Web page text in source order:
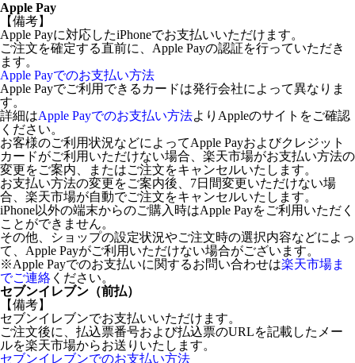
Apple Pay
【備考】
Apple Payに対応したiPhoneでお支払いいただけます。
ご注文を確定する直前に、Apple Payの認証を行っていただき
ます。
Apple Payでのお支払い方法
Apple Payでご利用できるカードは発行会社によって異なりま
す。
詳細はApple Payでのお支払い方法よりAppleのサイトをご確認
ください。
お客様のご利用状況などによってApple Payおよびクレジット
カードがご利用いただけない場合、楽天市場がお支払い方法の
変更をご案内、またはご注文をキャンセルいたします。
お支払い方法の変更をご案内後、7日間変更いただけない場
合、楽天市場が自動でご注文をキャンセルいたします。
iPhone以外の端末からのご購入時はApple Payをご利用いただく
ことができません。
その他、ショップの設定状況やご注文時の選択内容などによっ
て、Apple Payがご利用いただけない場合がございます。
※Apple Payでのお支払いに関するお問い合わせは楽天市場ま
でご連絡 ください。
セブンイレブン（前払）
【備考】
セブンイレブンでお支払いいただけます。
ご注文後に、払込票番号および払込票のURLを記載したメー
ルを楽天市場からお送りいたします。
セブンイレブンでのお支払い方法